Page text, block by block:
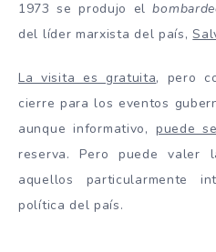
1973 se produjo el
del líder marxista del país,
La visita es gratuita, pero
cierre para los eventos
aunque informativo, puede
reserva. Pero puede valer
aquellos particularmente
política del país.